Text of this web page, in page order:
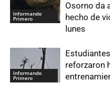
Informando
Primero
Osorno da
hecho de
lunes
Informando
Primero
reforzaron